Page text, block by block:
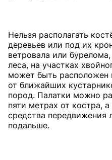
Нельзя располагать
деревьев или под их
ветровала или
леса, на участках
может быть расположен
от ближайших
пород. Палатки можно
пяти метрах от костра,
средства передвижения
подальше.